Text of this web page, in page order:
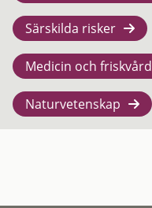
Särskilda risker
Medicin och friskvård
Naturvetenskap